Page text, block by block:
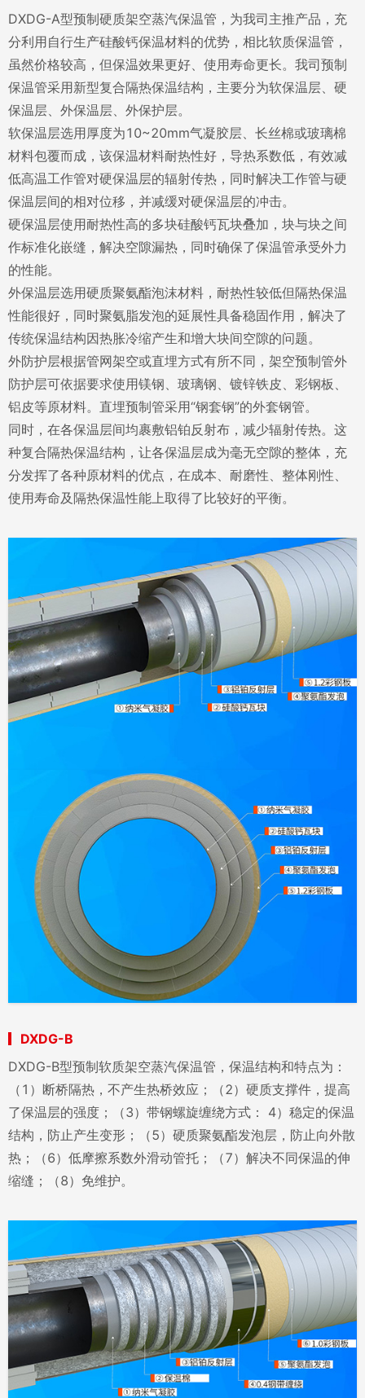
DXDG-A型预制硬质架空蒸汽保温管，为我司主推产品，充
分利用自行生产硅酸钙保温材料的优势，相比软质保温管，
虽然价格较高，但保温效果更好、使用寿命更长。我司预制
保温管采用新型复合隔热保温结构，主要分为软保温层、硬
保温层、外保温层、外保护层。
软保温层选用厚度为10~20mm气凝胶层、长丝棉或玻璃棉
材料包覆而成，该保温材料耐热性好，导热系数低，有效减
低高温工作管对硬保温层的辐射传热，同时解决工作管与硬
保温层间的相对位移，并减缓对硬保温层的冲击。
硬保温层使用耐热性高的多块硅酸钙瓦块叠加，块与块之间
作标准化嵌缝，解决空隙漏热，同时确保了保温管承受外力
的性能。
外保温层选用硬质聚氨酯泡沫材料，耐热性较低但隔热保温
性能很好，同时聚氨脂发泡的延展性具备稳固作用，解决了
传统保温结构因热胀冷缩产生和增大块间空隙的问题。
外防护层根据管网架空或直埋方式有所不同，架空预制管外
防护层可依据要求使用镁钢、玻璃钢、镀锌铁皮、彩钢板、
铝皮等原材料。直埋预制管采用“钢套钢”的外套钢管。
同时，在各保温层间均裹敷铝铂反射布，减少辐射传热。这
种复合隔热保温结构，让各保温层成为毫无空隙的整体，充
分发挥了各种原材料的优点，在成本、耐磨性、整体刚性、
使用寿命及隔热保温性能上取得了比较好的平衡。
DXDG-B
DXDG-B型预制软质架空蒸汽保温管，保温结构和特点为：
（1）断桥隔热，不产生热桥效应；（2）硬质支撑件，提高
了保温层的强度；（3）带钢螺旋缠绕方式： 4）稳定的保温
结构，防止产生变形；（5）硬质聚氨酯发泡层，防止向外散
热；（6）低摩擦系数外滑动管托；（7）解决不同保温的伸
缩缝；（8）免维护。